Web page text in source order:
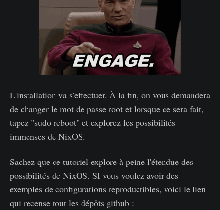
L'installation va s'effectuer. À la fin, on vous demandera
de changer le mot de passe root et lorsque ce sera fait,
tapez "sudo reboot" et explorez les possibilités
immenses de NixOS.
Sachez que ce tutoriel explore à peine l'étendue des
possibilités de NixOS. SI vous voulez avoir des
exemples de configurations reproductibles, voici le lien
qui recense tout les dépôts github :